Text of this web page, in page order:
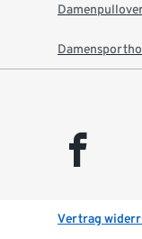
facebook
Vertrag